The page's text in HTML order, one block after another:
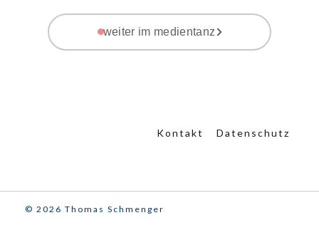
weiter im medientanz
Kontakt Datenschutz
© 2026 Thomas Schmenger